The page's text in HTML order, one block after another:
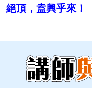
絕頂，盍興乎來！